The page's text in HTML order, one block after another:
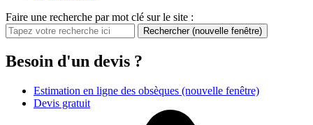
Faire une recherche par mot clé sur le site :
Rechercher (nouvelle fenêtre)
Besoin d'un devis ?
Estimation en ligne des obsèques (nouvelle fenêtre)
Devis gratuit